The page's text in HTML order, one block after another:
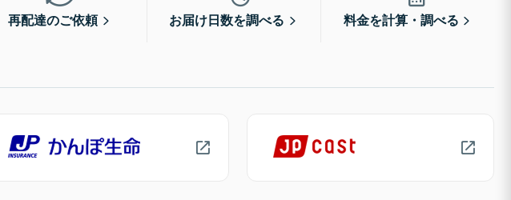
再配達のご依頼 お届け日数を調べる 料金を計算・調べる